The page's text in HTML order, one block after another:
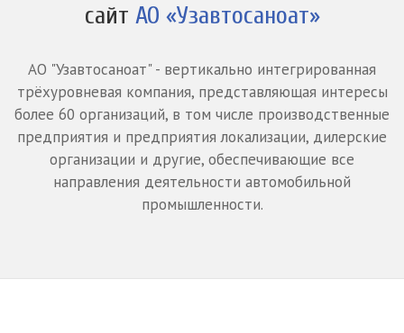
сайт АО «Узавтосаноат»
АО "Узавтосаноат" - вертикально интегрированная
трёхуровневая компания, представляющая интересы
более 60 организаций, в том числе производственные
предприятия и предприятия локализации, дилерские
организации и другие, обеспечивающие все
направления деятельности автомобильной
промышленности.